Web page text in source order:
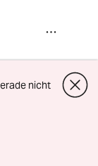
da muß
nicht